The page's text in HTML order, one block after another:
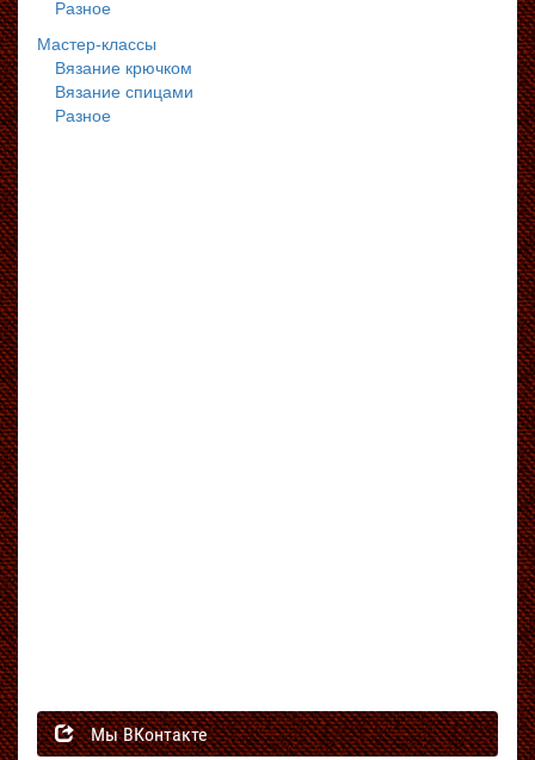
Разное
Мастер-классы
Вязание крючком
Вязание спицами
Разное
Мы ВКонтакте